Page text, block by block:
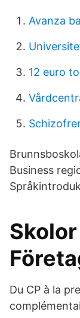
Avanza
12 euro
Business
Du CP à la